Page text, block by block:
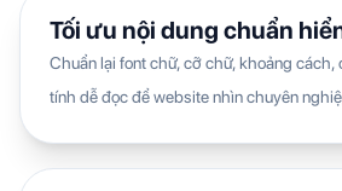
Tối ưu nội dung chuẩn
Chuẩn lại font chữ, cỡ chữ, khoảng cách,
tính dễ đọc để website nhìn chuyên